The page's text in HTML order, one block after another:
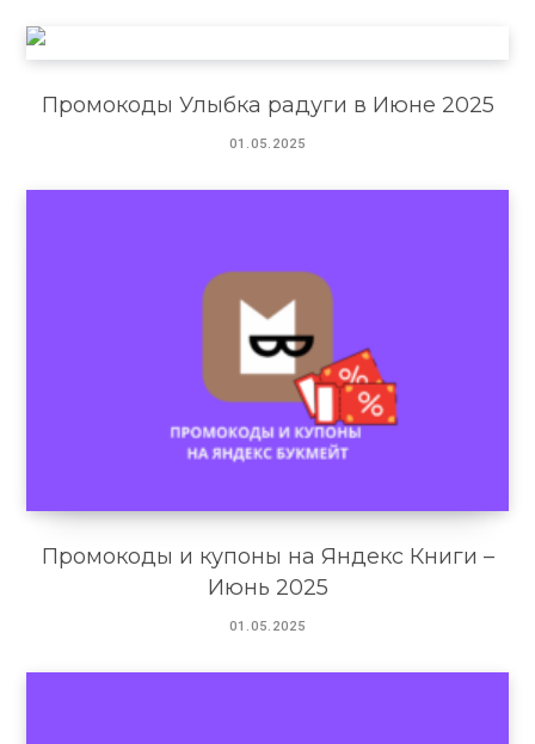
Промокоды Улыбка радуги в Июне 2025
01.05.2025
Промокоды и купоны на Яндекс Книги –
Июнь 2025
01.05.2025